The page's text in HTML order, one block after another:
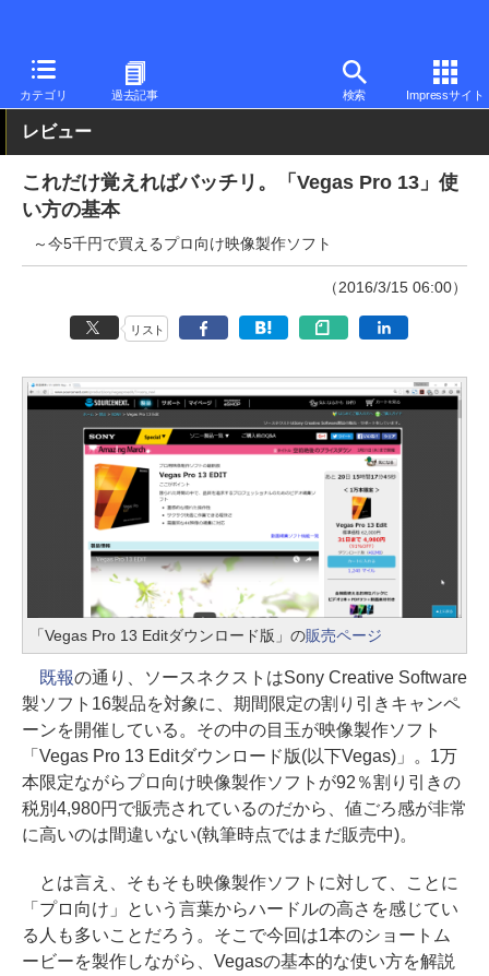
カテゴリ 過去記事 検索 Impressサイト
PC Watch ソフトウェア/アプリ 他ソフト/アプリ ダウンロード
レビュー
これだけ覚えればバッチリ。「Vegas Pro 13」使
い方の基本
～今5千円で買えるプロ向け映像製作ソフト
（2016/3/15 06:00）
リスト
「Vegas Pro 13 Editダウンロード版」の販売ページ
既報の通り、ソースネクストはSony Creative Software
製ソフト16製品を対象に、期間限定の割り引きキャンペ
ーンを開催している。その中の目玉が映像製作ソフト
「Vegas Pro 13 Editダウンロード版(以下Vegas)」。1万
本限定ながらプロ向け映像製作ソフトが92％割り引きの
税別4,980円で販売されているのだから、値ごろ感が非常
に高いのは間違いない(執筆時点ではまだ販売中)。
とは言え、そもそも映像製作ソフトに対して、ことに
「プロ向け」という言葉からハードルの高さを感じてい
る人も多いことだろう。そこで今回は1本のショートム
ービーを製作しながら、Vegasの基本的な使い方を解説